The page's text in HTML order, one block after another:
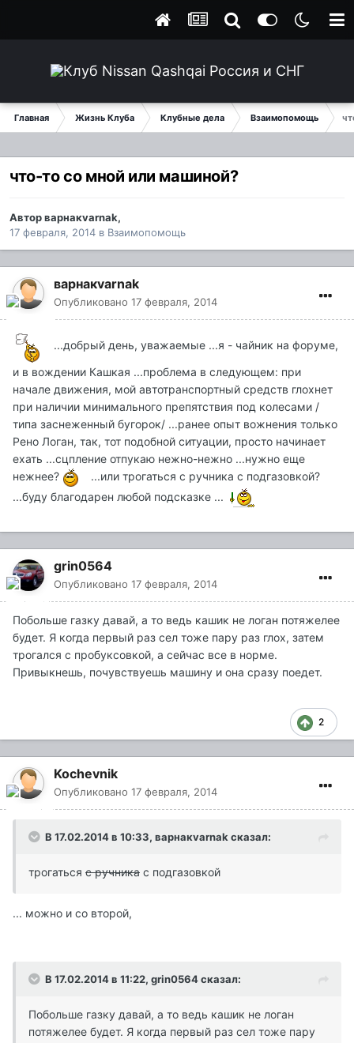
Главная Жизнь Клуба Клубные дела Взаимопомощь
что-то со мной или машиной?
Авторварнакvarnak,
17 февраля, 2014 в Взаимопомощь
варнакvarnak
Опубликовано 17 февраля, 2014
...добрый день, уважаемые ...я - чайник на форуме,
и в вождении Кашкая ...проблема в следующем: при
начале движения, мой автотранспортный средств глохнет
при наличии минимального препятствия под колесами /
типа заснеженный бугорок/ ...ранее опыт вожнения только
Рено Логан, так, тот подобной ситуации, просто начинает
ехать ...сцпление отпукаю нежно-нежно ...нужно еще
нежнее?
...или трогаться с ручника с подгазовкой?
...буду благодарен любой подсказке ...
grin0564
Опубликовано 17 февраля, 2014
Побольше газку давай, а то ведь кашик не логан потяжелее
будет. Я когда первый раз сел тоже пару раз глох, затем
трогался с пробуксовкой, а сейчас все в норме.
Привыкнешь, почувствуешь машину и она сразу поедет.
2
Kochevnik
Опубликовано 17 февраля, 2014
В 17.02.2014 в 10:33, варнакvarnak сказал:
трогаться с ручника с подгазовкой
... можно и со второй,
В 17.02.2014 в 11:22, grin0564 сказал:
Побольше газку давай, а то ведь кашик не логан
потяжелее будет. Я когда первый раз сел тоже пару